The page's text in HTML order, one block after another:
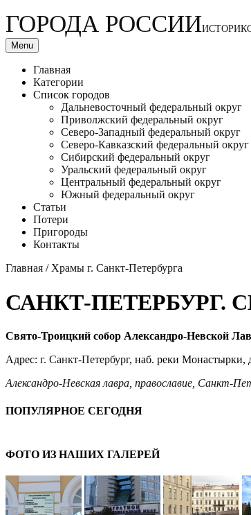
ГОРОДА РОССИИ
Menu
Главная
Категории
Список городов
Дальневосточный федеральный округ
Приволжский федеральный округ
Северо-Западный федеральный округ
Северо-Кавказский федеральный округ
Сибирский федеральный округ
Уральский федеральный округ
Центральный федеральный округ
Южный федеральный округ
Статьи
Потери
Пригороды
Контакты
Главная /Храмы г. Санкт-Петербурга
САНКТ-ПЕТЕРБУРГ.
Свято-Троицкий собор Александро-Невской
Адрес: г. Санкт-Петербург, наб. реки Монастырки,
Александро-Невская лавра православие Санкт-
ПОПУЛЯРНОЕ СЕГОДНЯ
ФОТО ИЗ НАШИХ ГАЛЕРЕЙ